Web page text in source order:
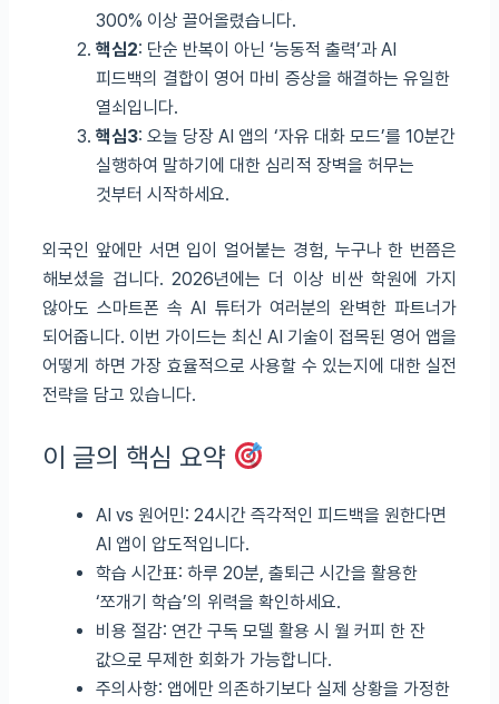
300% 이상 끌어올렸습니다.
핵심2: 단순 반복이 아닌 ‘능동적 출력’과 AI
피드백의 결합이 영어 마비 증상을 해결하는 유일한
열쇠입니다.
핵심3: 오늘 당장 AI 앱의 ‘자유 대화 모드’를 10분간
실행하여 말하기에 대한 심리적 장벽을 허무는
것부터 시작하세요.
외국인 앞에만 서면 입이 얼어붙는 경험, 누구나 한 번쯤은
해보셨을 겁니다. 2026년에는 더 이상 비싼 학원에 가지
않아도 스마트폰 속 AI 튜터가 여러분의 완벽한 파트너가
되어줍니다. 이번 가이드는 최신 AI 기술이 접목된 영어 앱을
어떻게 하면 가장 효율적으로 사용할 수 있는지에 대한 실전
전략을 담고 있습니다.
이 글의 핵심 요약
AI vs 원어민: 24시간 즉각적인 피드백을 원한다면
AI 앱이 압도적입니다.
학습 시간표: 하루 20분, 출퇴근 시간을 활용한
‘쪼개기 학습’의 위력을 확인하세요.
비용 절감: 연간 구독 모델 활용 시 월 커피 한 잔
값으로 무제한 회화가 가능합니다.
주의사항: 앱에만 의존하기보다 실제 상황을 가정한